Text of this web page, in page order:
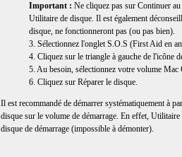
Important : Ne cliquez pas sur Continuer
Utilitaire de disque. Il est également
disque, ne fonctionneront pas (ou pas bien).
3. Sélectionnez l'onglet S.O.S (First Aid en
4. Cliquez sur le triangle à gauche de l'icône
5. Au besoin, sélectionnez votre volume Mac
6. Cliquez sur Réparer le disque.
Il est recommandé de démarrer systématiquement
disque sur le volume de démarrage. En effet,
disque de démarrage (impossible à démonter).